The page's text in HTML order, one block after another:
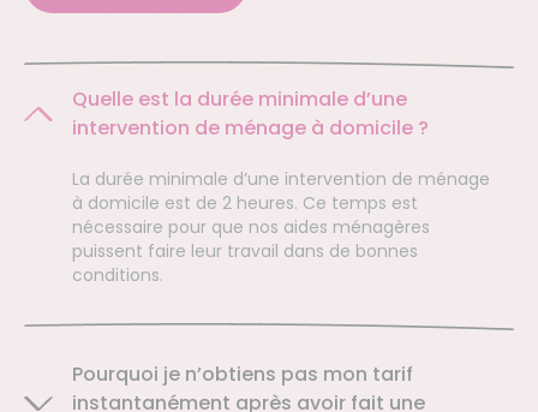
Quelle est la durée minimale d’une
intervention de ménage à domicile ?
La durée minimale d’une intervention de ménage
à domicile est de 2 heures. Ce temps est
nécessaire pour que nos aides ménagères
puissent faire leur travail dans de bonnes
conditions.
Pourquoi je n’obtiens pas mon tarif
instantanément après avoir fait une